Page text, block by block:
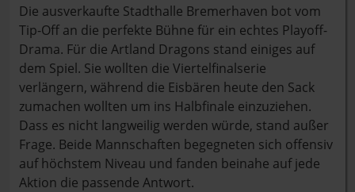
Die ausverkaufte Stadthalle Bremerhaven bot vom
Tip-Off an die perfekte Bühne für ein echtes Playoff-
Drama. Für die Artland Dragons stand einiges auf
dem Spiel. Sie wollten die Viertelfinalserie
verlängern, während die Eisbären heute den Sack
zumachen wollten um ins Halbfinale einzuziehen.
Dass es nicht langweilig werden würde, stand außer
Frage. Beide Mannschaften begegneten sich offensiv
auf höchstem Niveau und fanden beinahe auf jede
Aktion die passende Antwort.